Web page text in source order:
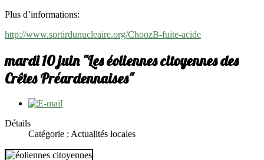
Plus d’informations:
http://www.sortirdunucleaire.org/ChoozB-fuite-acide
mardi 10 juin "Les éoliennes citoyennes des
Crêtes Préardennaises"
Détails
Catégorie : Actualités locales